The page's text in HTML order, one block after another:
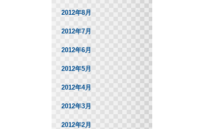
2012年8月
2012年7月
2012年6月
2012年5月
2012年4月
2012年3月
2012年2月